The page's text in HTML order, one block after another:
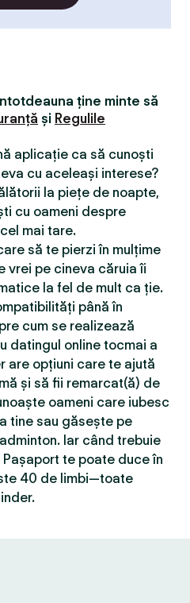
ține minte să
și Regulile
aplicație ca să cunoști
cu aceleași interese?
la piețe de noapte,
cu oameni despre
mai tare.
să te pierzi în mulțime
vrei pe cineva căruia îi
la fel de mult ca ție.
până în
cum se realizează
datingul online tocmai a
are opțiuni care te ajută
și să fii remarcat(ă) de
oameni care iubesc
tine sau găsește pe
Iar când trebuie
te poate duce în
40 de limbi—toate